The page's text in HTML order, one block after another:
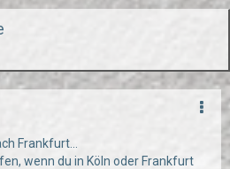
Frankfurt...
wenn du in Köln oder Frankfurt